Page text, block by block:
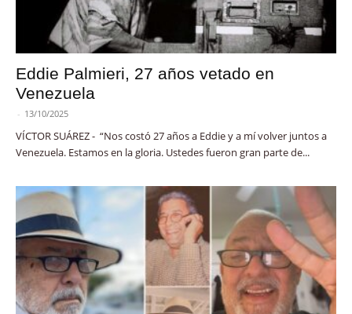
Eddie Palmieri, 27 años vetado en
Venezuela
- 13/10/2025
VÍCTOR SUÁREZ - “Nos costó 27 años a Eddie y a mí volver juntos a
Venezuela. Estamos en la gloria. Ustedes fueron gran parte de...